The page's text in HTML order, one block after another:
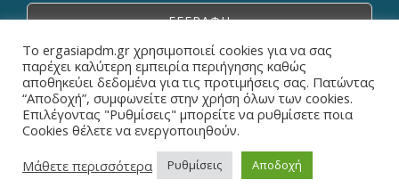
© Copyright 2026 ErgasiaPDM | All Rights Reserved.
Designed & Powered byMetaminds Innovations
Το ergasiapdm.gr χρησιμοποιεί cookies για να σας
παρέχει καλύτερη εμπειρία περιήγησης καθώς
αποθηκεύει δεδομένα για τις προτιμήσεις σας. Πατώντας
“Αποδοχή”, συμφωνείτε στην χρήση όλων των cookies.
Επιλέγοντας "Ρυθμίσεις" μπορείτε να ρυθμίσετε ποια
Cookies θέλετε να ενεργοποιηθούν.
Μάθετε περισσότερα
Ρυθμίσεις Αποδοχή